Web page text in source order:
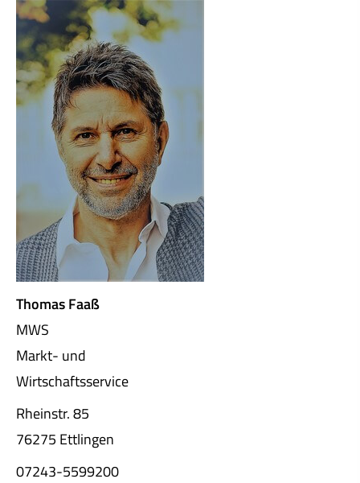
Thomas Faaß
MWS
Markt- und
Wirtschaftsservice
Rheinstr. 85
76275 Ettlingen
07243-5599200